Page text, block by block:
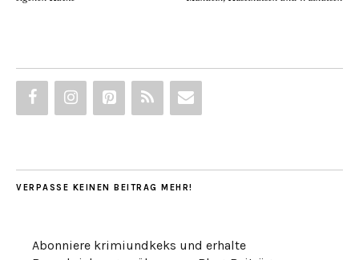
VERPASSE KEINEN BEITRAG MEHR!
Abonniere krimiundkeks und erhalte